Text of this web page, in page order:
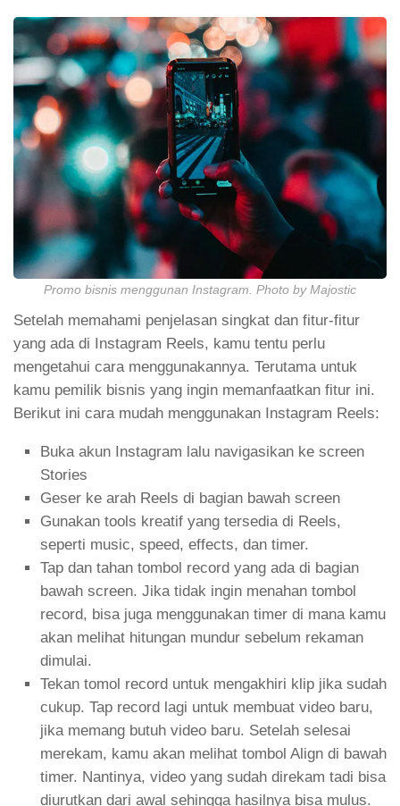
Promo bisnis menggunan Instagram. Photo by Majostic
Setelah memahami penjelasan singkat dan fitur-fitur
yang ada di Instagram Reels, kamu tentu perlu
mengetahui cara menggunakannya. Terutama untuk
kamu pemilik bisnis yang ingin memanfaatkan fitur ini.
Berikut ini cara mudah menggunakan Instagram Reels:
Buka akun Instagram lalu navigasikan ke screen
Stories
Geser ke arah Reels di bagian bawah screen
Gunakan tools kreatif yang tersedia di Reels,
seperti music, speed, effects, dan timer.
Tap dan tahan tombol record yang ada di bagian
bawah screen. Jika tidak ingin menahan tombol
record, bisa juga menggunakan timer di mana kamu
akan melihat hitungan mundur sebelum rekaman
dimulai.
Tekan tomol record untuk mengakhiri klip jika sudah
cukup. Tap record lagi untuk membuat video baru,
jika memang butuh video baru. Setelah selesai
merekam, kamu akan melihat tombol Align di bawah
timer. Nantinya, video yang sudah direkam tadi bisa
diurutkan dari awal sehingga hasilnya bisa mulus.